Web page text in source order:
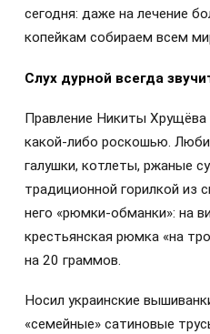
сегодня: даже на лечение
копейкам собираем всем
Слух дурной всегда
Правление Никиты
какой-либо роскошью.
галушки, котлеты, ржаные
традиционной горилкой из
него «рюмки-обманки»: на
крестьянская рюмка «на
на 20 граммов.
Носил украинские
«семейные» сатиновые